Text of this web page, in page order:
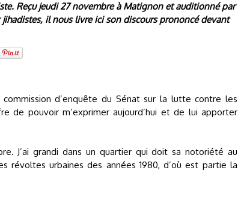
Reçu jeudi 27 novembre à Matignon et auditionné par
il nous livre ici son discours prononcé devant
d’enquête du Sénat sur la lutte contre les
de pouvoir m’exprimer aujourd’hui et de lui apporter
J’ai grandi dans un quartier qui doit sa notoriété au
révoltes urbaines des années 1980, d’où est partie la